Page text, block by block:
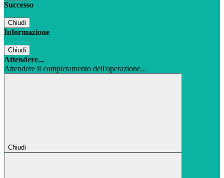
Successo
Chiudi
Informazione
Chiudi
Attendere...
Attendere il completamento dell'operazione...
Chiudi